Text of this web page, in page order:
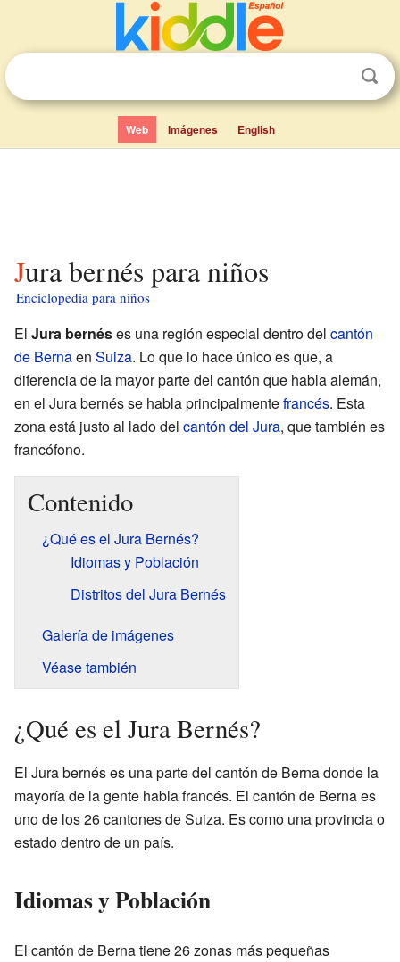
Web Imágenes English
Jura bernés para niños
Enciclopedia para niños
El Jura bernéses una región especial dentro del cantón
de Bernaen Suiza. Lo que lo hace único es que, a
diferencia de la mayor parte del cantón que habla alemán,
en el Jura bernés se habla principalmentefrancés. Esta
zona está justo al lado del cantón del Jura, que también es
francófono.
Contenido
¿Qué es el Jura Bernés?
Idiomas y Población
Distritos del Jura Bernés
Galería de imágenes
Véase también
¿Qué es el Jura Bernés?
El Jura bernés es una parte del cantón de Berna donde la
mayoría de la gente habla francés. El cantón de Berna es
uno de los 26 cantones de Suiza. Es como una provincia o
estado dentro de un país.
Idiomas y Población
El cantón de Berna tiene 26 zonas más pequeñas